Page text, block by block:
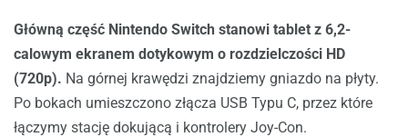
Główną część Nintendo Switch stanowi tablet z 6,2-
calowym ekranem dotykowym o rozdzielczości HD
(720p). Na górnej krawędzi znajdziemy gniazdo na płyty.
Po bokach umieszczono złącza USB Typu C, przez które
łączymy stację dokującą i kontrolery Joy-Con.